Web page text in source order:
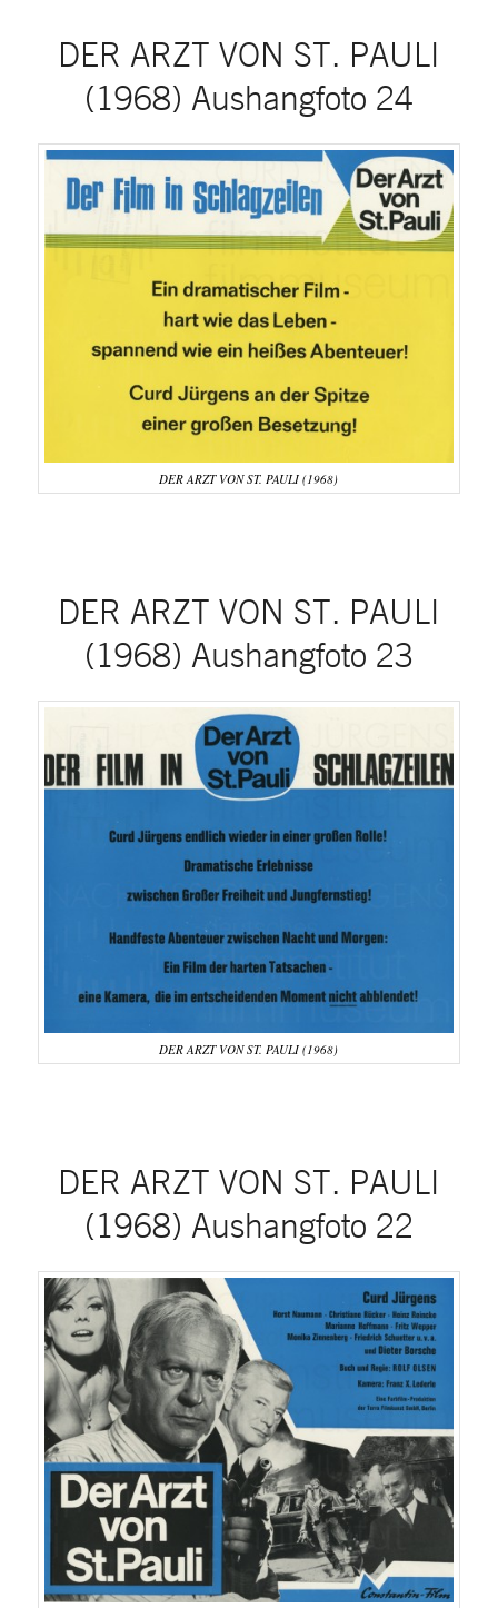
DER ARZT VON ST. PAULI
(1968) Aushangfoto 24
DER ARZT VON ST. PAULI (1968)
DER ARZT VON ST. PAULI
(1968) Aushangfoto 23
DER ARZT VON ST. PAULI (1968)
DER ARZT VON ST. PAULI
(1968) Aushangfoto 22